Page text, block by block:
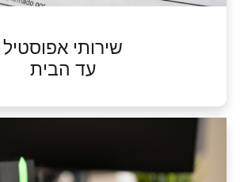
שירותי אפוסטיל
עד הבית